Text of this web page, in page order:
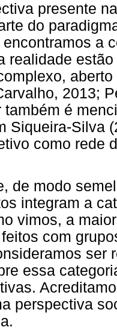
presente
do
a
realidade
2013;
também é
Siqueira-Silva
como rede
de modo
integram a
vimos, a
com
ser
essa
perspectiva